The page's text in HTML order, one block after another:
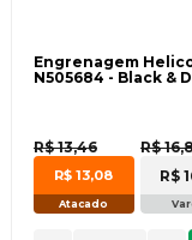
Engrenagem
N505684 - Black &
R$ 13,46
R$ 13,08
Atacado
R$
R$